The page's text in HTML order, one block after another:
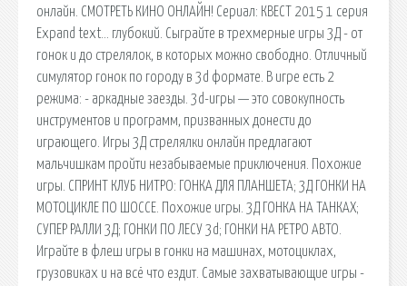
онлайн. СМОТРЕТЬ КИНО ОНЛАЙН! Сериал: КВЕСТ 2015 1 серия
Expand text… глубокий. Сыграйте в трехмерные игры 3Д - от
гонок и до стрелялок, в которых можно свободно. Отличный
симулятор гонок по городу в 3d формате. В игре есть 2
режима: - аркадные заезды. 3d-игры — это совокупность
инструментов и программ, призванных донести до
играющего. Игры 3Д стрелялки онлайн предлагают
мальчишкам пройти незабываемые приключения. Похожие
игры. СПРИНТ КЛУБ НИТРО: ГОНКА ДЛЯ ПЛАНШЕТА; 3Д ГОНКИ НА
МОТОЦИКЛЕ ПО ШОССЕ. Похожие игры. 3Д ГОНКА НА ТАНКАХ;
СУПЕР РАЛЛИ 3Д; ГОНКИ ПО ЛЕСУ 3d; ГОНКИ НА РЕТРО АВТО.
Играйте в флеш игры в гонки на машинах, мотоциклах,
грузовиках и на всё что ездит. Самые захватывающие игры -